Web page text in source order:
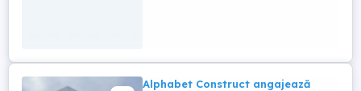
Alphabet Construct angajează